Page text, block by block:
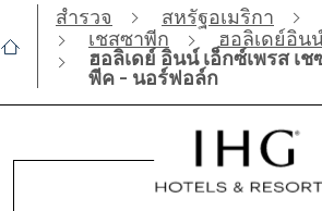
สำรวจ สหรัฐอเมริกา
เชสซาพีก
ฮอลิเดย์อิน
ฮอลิเดย์ อินน์ เอ็กซ์เพรส เช
พีค - นอร์ฟอล์ก